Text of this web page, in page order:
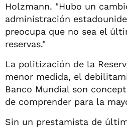
Holzmann. "Hubo un
administración
preocupa que no sea el
reservas."
La politización de la
menor medida, el
Banco Mundial son
de comprender para la
Sin un prestamista de